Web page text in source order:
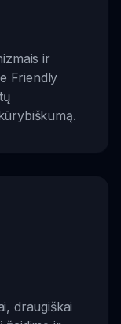
ir
Friendly
draugiškai